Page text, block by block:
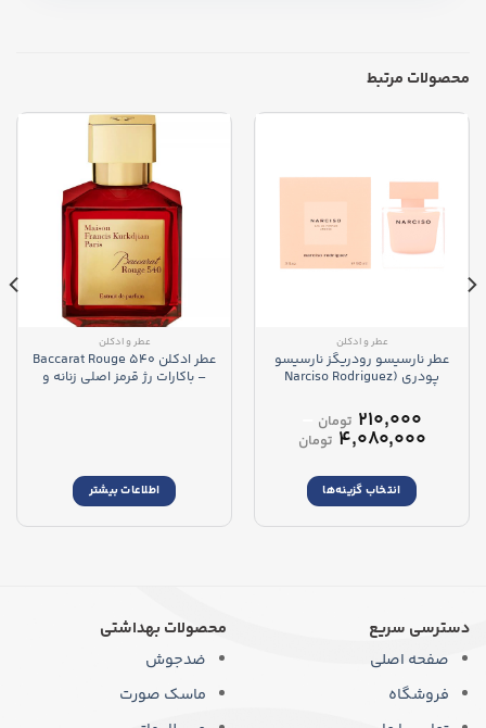
محصولات مرتبط
عطر و ادکلن
عطر نارسیسو رودریگز نارسیسو
پودری (Narciso Rodriguez
۲۱۰,۰۰۰ تومان
۴,۰۸۰,۰۰۰ تومان
۴,۰۸۰,۰۰۰ تومان
انتخاب گزینه‌ها
عطر و ادکلن
عطر ادکلن Baccarat Rouge 540
– باکارات رژ قرمز اصلی زنانه و
اطلاعات بیشتر
دسترسی سریع
صفحه اصلی
فروشگاه
محصولات بهداشتی
ضدجوش
ماسک صورت